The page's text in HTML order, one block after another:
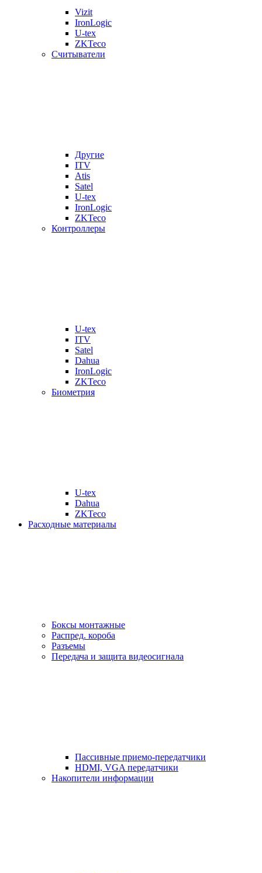
Vizit
IronLogic
U-tex
ZKTeco
Считыватели
Другие
ITV
Atis
Satel
U-tex
IronLogic
ZKTeco
Контроллеры
U-tex
ITV
Satel
Dahua
IronLogic
ZKTeco
Биометрия
U-tex
Dahua
ZKTeco
Расходные материалы
Боксы монтажные
Распред. короба
Разъемы
Передача и защита видеосигнала
Пассивные приемо-передатчики
HDMI, VGA передатчики
Накопители информации